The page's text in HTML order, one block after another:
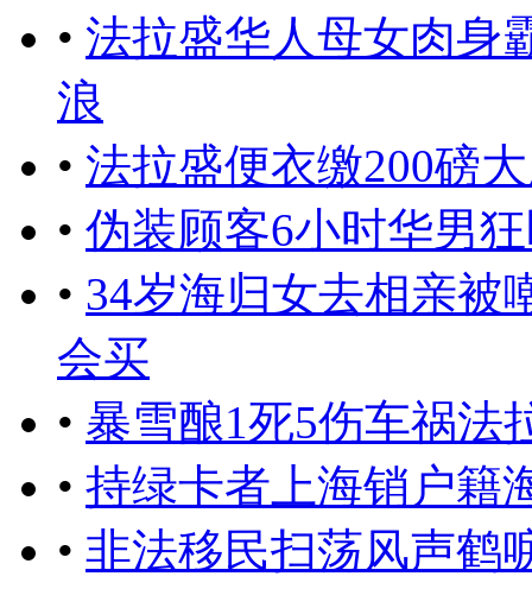
• 法拉盛华人母女肉身
浪
• 法拉盛便衣缴200磅
• 伪装顾客6小时华男
• 34岁海归女去相亲
会买
• 暴雪酿1死5伤车祸法
• 持绿卡者上海销户籍
• 非法移民扫荡风声鹤